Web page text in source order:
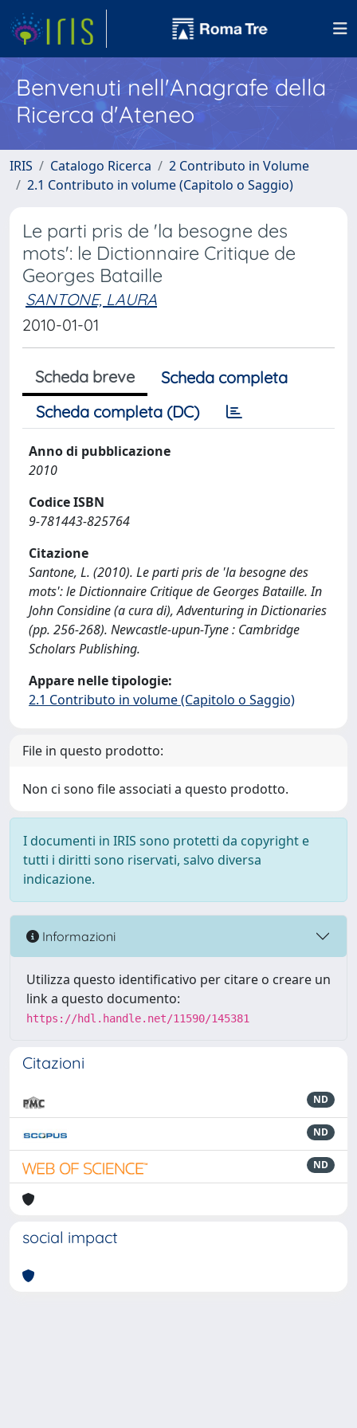
Benvenuti nell'Anagrafe della
Ricerca d'Ateneo
IRIS Catalogo Ricerca
2 Contributo in Volume
2.1 Contributo in volume (Capitolo o Saggio)
Le parti pris de 'la besogne des
mots': le Dictionnaire Critique de
Georges Bataille
SANTONE, LAURA
2010-01-01
Scheda breve
Scheda completa
Scheda completa (DC)
Anno di pubblicazione
2010
Codice ISBN
9-781443-825764
Citazione
Santone, L. (2010). Le parti pris de 'la besogne des
mots': le Dictionnaire Critique de Georges Bataille. In
John Considine (a cura di), Adventuring in Dictionaries
(pp. 256-268). Newcastle-upun-Tyne : Cambridge
Scholars Publishing.
Appare nelle tipologie:
2.1 Contributo in volume (Capitolo o Saggio)
File in questo prodotto:
Non ci sono file associati a questo prodotto.
I documenti in IRIS sono protetti da copyright e
tutti i diritti sono riservati, salvo diversa
indicazione.
Informazioni
Utilizza questo identificativo per citare o creare un
link a questo documento:
https://hdl.handle.net/11590/145381
Citazioni
ND
ND
ND
social impact